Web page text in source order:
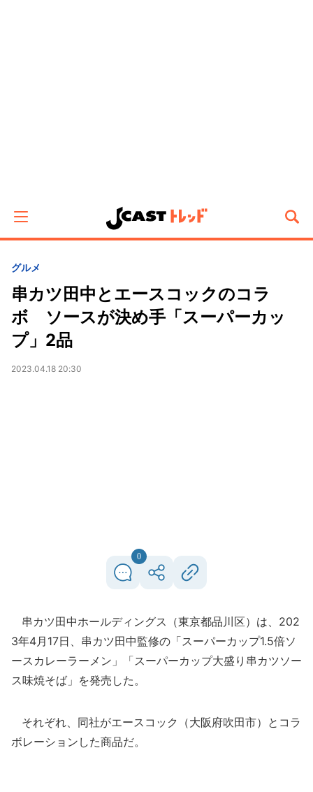
グルメ
串カツ田中とエースコックのコラ
ボ ソースが決め手「スーパーカッ
プ」2品
2023.04.18 20:30
0
串カツ田中ホールディングス（東京都品川区）は、202
3年4月17日、串カツ田中監修の「スーパーカップ1.5倍ソ
ースカレーラーメン」「スーパーカップ大盛り串カツソー
ス味焼そば」を発売した。
それぞれ、同社がエースコック（大阪府吹田市）とコラ
ボレーションした商品だ。